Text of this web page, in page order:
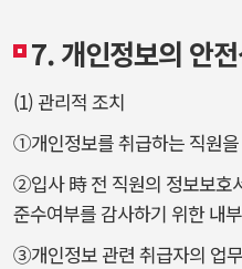
7. 개인정보의 안
(1) 관리적 조치
①개인정보를 취급하는 직원을
②입사 時 전 직원의 정보보호
준수여부를 감사하기 위한 내
③개인정보 관련 취급자의 업